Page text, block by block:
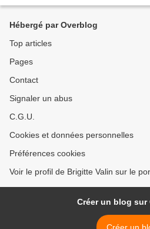
Hébergé par Overblog
Top articles
Pages
Contact
Signaler un abus
C.G.U.
Cookies et données personnelles
Préférences cookies
Voir le profil de Brigitte Valin sur le
Créer un blog sur